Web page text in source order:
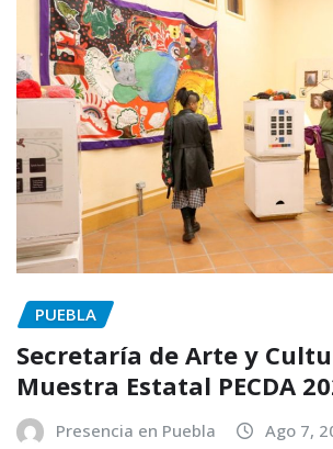
PUEBLA
Secretaría de Arte y
Muestra Estatal PECDA
Presencia en Puebla Ago 7,